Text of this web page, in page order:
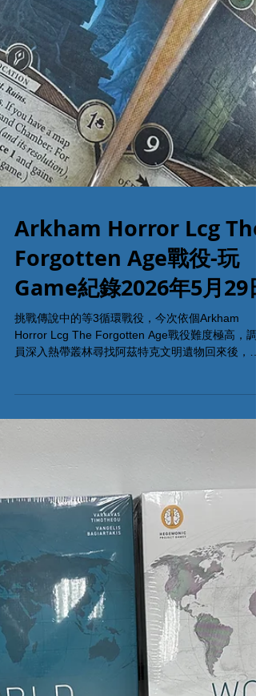
Arkham Horror Lcg The
Forgotten Age戰役-玩
Game紀錄2026年5月29日
挑戰傳說中的等3循環戰役，今次依個Arkham
Horror Lcg The Forgotten Age戰役難度極高，調
員深入熱帶叢林尋找阿茲特克文明遺物回來後，怪
事陸續發生，最後決定重回森林找出遺物背後的神
祕故事。 關卡引入購買補給品玩法、故事加入大
選擇分支供玩家享受不同故事發展及對關卡帶有不
同影響，評價：極刺激好玩，缺點是難度過高，建
議選用簡單難度以及使用新擴充的卡牌及角色。 #
遊聚會 All On Board HK棋間限定桌遊店Book位熱
線53935367 Global Gateway Tower 16樓11室 (